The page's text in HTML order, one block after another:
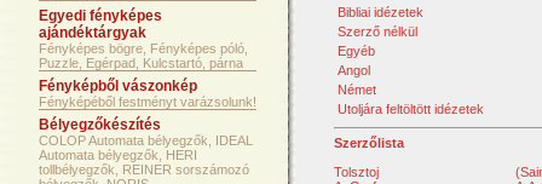
Egyedi fényképes
ajándéktárgyak
Fényképes bögre, Fényképes póló,
Puzzle, Egérpad, Kulcstartó, párna
Fényképből vászonkép
Fényképéből festményt varázsolunk!
Bélyegzőkészítés
COLOP Automata bélyegzők, IDEAL
Automata bélyegzők, HERI
tollbélyegzők, REINER sorszámozó
Bibliai idézetek
Szerző nélkül
Egyéb
Angol
Német
Utoljára feltöltött idézetek
Szerzőlista
Tolsztoj